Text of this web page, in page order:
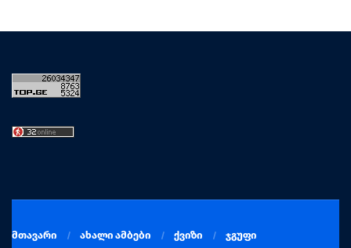
მთავარი ახალი ამბები ქვიზი ჯგუფი